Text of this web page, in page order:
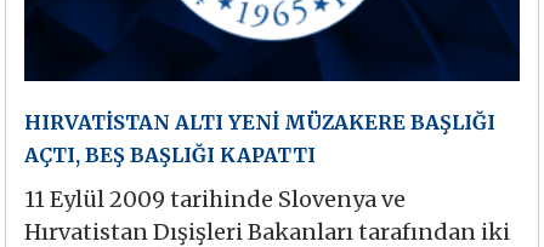
HIRVATİSTAN ALTI YENİ MÜZAKERE BAŞLIĞI
AÇTI, BEŞ BAŞLIĞI KAPATTI
11 Eylül 2009 tarihinde Slovenya ve
Hırvatistan Dışişleri Bakanları tarafından iki